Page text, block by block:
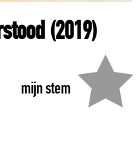
(2019)
mijn stem